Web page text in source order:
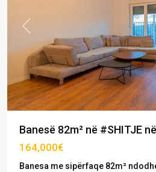
Previous
Banesë 82m² në #SHITJE
164,000€
Banesa me sipërfaqe 82m²